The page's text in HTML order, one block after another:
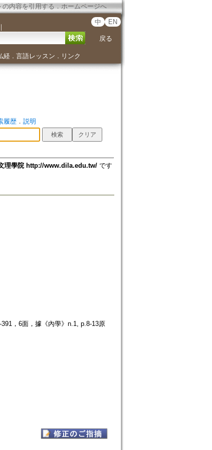
の内容を引用する ． ホームページへ
｜
中 EN
戻る
経． 言語レッスン ． リンク
履歴． 説明
理學院 http://www.dila.edu.tw/です
，6面，據《內學》n.1, p.8-13原